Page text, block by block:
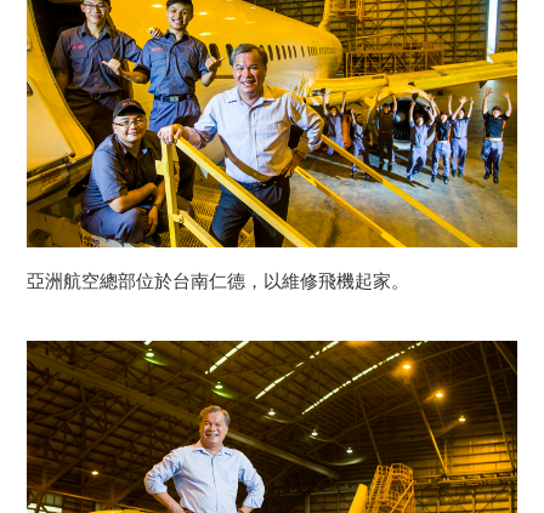
亞洲航空總部位於台南仁德，以維修飛機起家。